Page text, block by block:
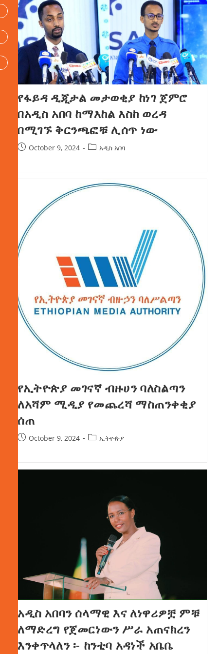
የፋይዳ ዲጂታል መታወቂያ ከነገ ጀምሮ
በአዲስ አበባ ከማእከል እስከ ወረዳ
በሚገኙ ቅርንጫፎቹ ሊሰጥ ነው
October 9, 2024 አዲስ አበባ
የኢትዮጵያ መገናኛ ብዙሀን ባለስልጣን
ለአሻም ሚዲያ የመጨረሻ ማስጠንቀቂያ
ሰጠ
October 9, 2024 ኢትዮጵያ
አዲስ አበባን ሰላማዊ እና ለነዋሪዎቿ ምቹ
ለማድረግ የጀመርነውን ሥራ አጠናክረን
እንቀጥላለን ፡- ከንቲባ አዳነች አቤቤ